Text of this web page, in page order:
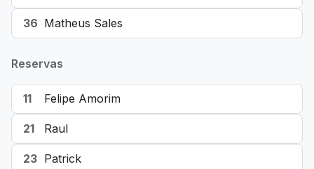
36 Matheus Sales
Reservas
11 Felipe Amorim
21 Raul
23 Patrick